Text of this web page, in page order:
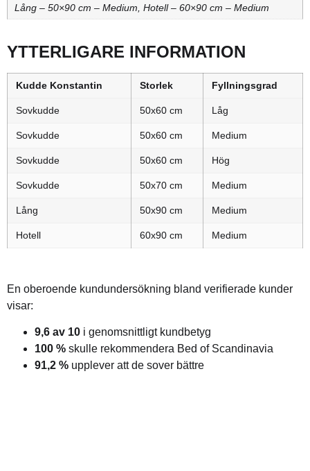
Lång – 50×90 cm – Medium, Hotell – 60×90 cm – Medium
YTTERLIGARE INFORMATION
Kudde Konstantin Storlek Fyllningsgrad
Sovkudde 50x60 cm Låg
Sovkudde 50x60 cm Medium
Sovkudde 50x60 cm Hög
Sovkudde 50x70 cm Medium
Lång 50x90 cm Medium
Hotell 60x90 cm Medium
En oberoende kundundersökning bland verifierade kunder
visar:
9,6 av 10 i genomsnittligt kundbetyg
100 % skulle rekommendera Bed of Scandinavia
91,2 % upplever att de sover bättre